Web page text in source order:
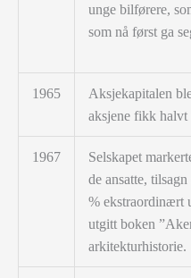
unge bilførere,
som nå først ga
1965
Aksjekapitalen
aksjene fikk halvt
1967
Selskapet
de ansatte,
% ekstraordinært
utgitt boken
arkitekturhistorie.